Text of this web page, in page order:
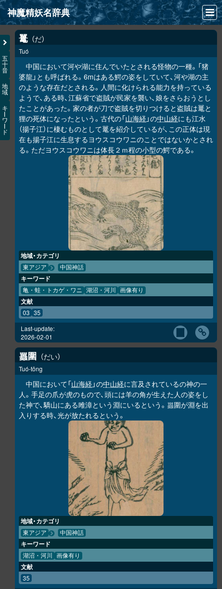
神魔精妖名辞典
NEWS
INFO
文献
検索
凖項目
画像資料便覧
LINK
五
十
音
地
域
キ
ワ
ド
鼍 だ
Tuó
中国において河や湖に住んでいたとされる怪物の一種。「猪
婆龍」とも呼ばれる。6mはある鰐の姿をしていて、河や湖の主
のような存在だとされる。人間に化けられる能力を持っている
ようで、ある時、江蘇省で盗賊が民家を襲い、娘をさらおうとし
たことがあった。家の者が刀で盗賊を切りつけると盗賊は鼍と
狸の死体になったという。古代の「山海経 」の中山経にも江水
（揚子江）に棲むものとして鼍を紹介しているが、この正体は現
在も揚子江に生息するヨウスコウワニのことではないかとされ
る。ただヨウスコウワニは体長２ｍ程の小型の鰐である。
地域・カテゴリ
東アジア 中国神話
キーワード
亀・蛙・トカゲ・ワニ 湖沼・河川 画像有り
文献
03 35
Last-update:
2026-02-01
𧕛圍 だい
Tuó-tōng
中国において「山海経 」の中山経に言及されているの神の一
人。手足の爪が虎のもので、頭には羊の角が生えた人の姿をし
た神で、驕山にある雎漳という淵にいるという。 𧕛圍が淵を出
入りする時、光が放たれるという。
地域・カテゴリ
東アジア 中国神話
キーワード
湖沼・河川 画像有り
文献
35